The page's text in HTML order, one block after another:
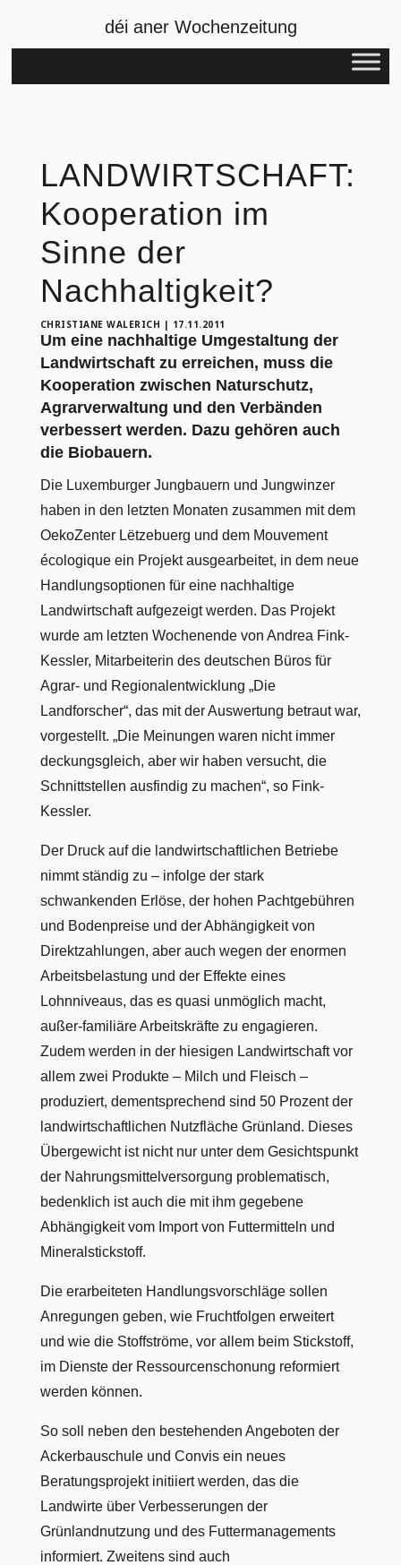
déi aner Wochenzeitung
LANDWIRTSCHAFT:
Kooperation im
Sinne der
Nachhaltigkeit?
CHRISTIANE WALERICH | 17.11.2011
Um eine nachhaltige Umgestaltung der
Landwirtschaft zu erreichen, muss die
Kooperation zwischen Naturschutz,
Agrarverwaltung und den Verbänden
verbessert werden. Dazu gehören auch
die Biobauern.
Die Luxemburger Jungbauern und Jungwinzer
haben in den letzten Monaten zusammen mit dem
OekoZenter Lëtzebuerg und dem Mouvement
écologique ein Projekt ausgearbeitet, in dem neue
Handlungsoptionen für eine nachhaltige
Landwirtschaft aufgezeigt werden. Das Projekt
wurde am letzten Wochenende von Andrea Fink-
Kessler, Mitarbeiterin des deutschen Büros für
Agrar- und Regionalentwicklung „Die
Landforscher“, das mit der Auswertung betraut war,
vorgestellt. „Die Meinungen waren nicht immer
deckungsgleich, aber wir haben versucht, die
Schnittstellen ausfindig zu machen“, so Fink-
Kessler.
Der Druck auf die landwirtschaftlichen Betriebe
nimmt ständig zu – infolge der stark
schwankenden Erlöse, der hohen Pachtgebühren
und Bodenpreise und der Abhängigkeit von
Direktzahlungen, aber auch wegen der enormen
Arbeitsbelastung und der Effekte eines
Lohnniveaus, das es quasi unmöglich macht,
außer-familiäre Arbeitskräfte zu engagieren.
Zudem werden in der hiesigen Landwirtschaft vor
allem zwei Produkte – Milch und Fleisch –
produziert, dementsprechend sind 50 Prozent der
landwirtschaftlichen Nutzfläche Grünland. Dieses
Übergewicht ist nicht nur unter dem Gesichtspunkt
der Nahrungsmittelversorgung problematisch,
bedenklich ist auch die mit ihm gegebene
Abhängigkeit vom Import von Futtermitteln und
Mineralstickstoff.
Die erarbeiteten Handlungsvorschläge sollen
Anregungen geben, wie Fruchtfolgen erweitert
und wie die Stoffströme, vor allem beim Stickstoff,
im Dienste der Ressourcenschonung reformiert
werden können.
So soll neben den bestehenden Angeboten der
Ackerbauschule und Convis ein neues
Beratungsprojekt initiiert werden, das die
Landwirte über Verbesserungen der
Grünlandnutzung und des Futtermanagements
informiert. Zweitens sind auch